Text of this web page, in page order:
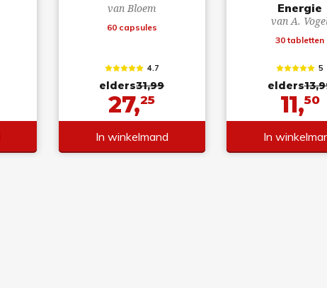
van Bloem
60 capsules
4.7
elders31,99
27,25
In winkelmand
Energie
van A.
30 tabletten
5
elders
11,50
In